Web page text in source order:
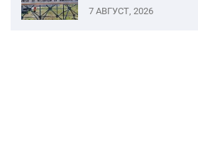
7 АВГУСТ, 2026